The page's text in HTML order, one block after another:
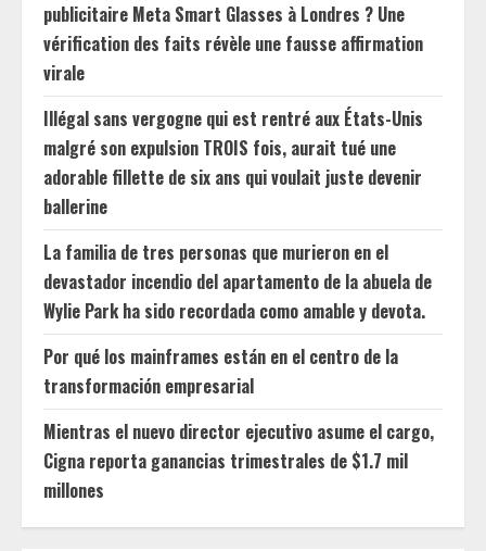
publicitaire Meta Smart Glasses à Londres ? Une
vérification des faits révèle une fausse affirmation
virale
Illégal sans vergogne qui est rentré aux États-Unis
malgré son expulsion TROIS fois, aurait tué une
adorable fillette de six ans qui voulait juste devenir
ballerine
La familia de tres personas que murieron en el
devastador incendio del apartamento de la abuela de
Wylie Park ha sido recordada como amable y devota.
Por qué los mainframes están en el centro de la
transformación empresarial
Mientras el nuevo director ejecutivo asume el cargo,
Cigna reporta ganancias trimestrales de $1.7 mil
millones